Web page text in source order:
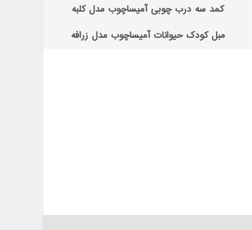
کمد سه درب چوبی آمیساچوب مدل کلبه
مبل کودک حیوانات آمیساچوب مدل زرافه